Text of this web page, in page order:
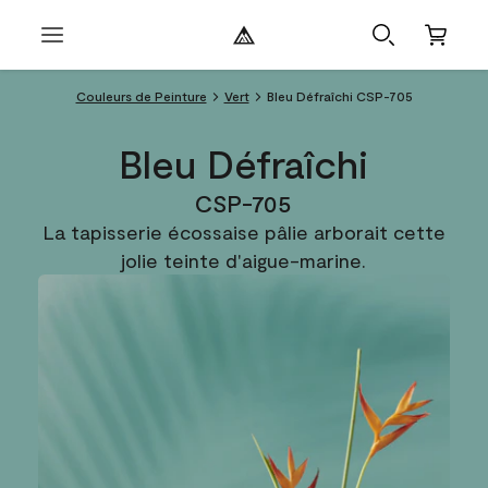
Couleurs de Peinture Vert Bleu Défraîchi CSP-705
Bleu Défraîchi
CSP-705
La tapisserie écossaise pâlie arborait cette
jolie teinte d'aigue-marine.